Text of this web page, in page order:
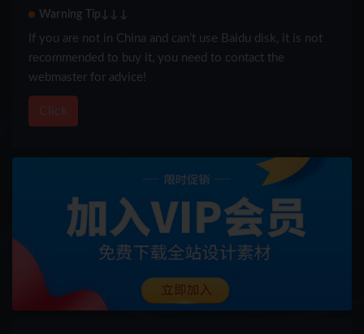
Warning Tip↓↓↓
If you are not in China and can’t use Baidu disk, it is not
recommended to buy it, you need to contact the
webmaster for advice!
Click